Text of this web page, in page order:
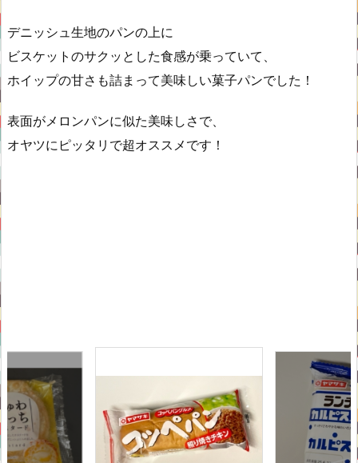
デニッシュ生地のパンの上に
ビスケットのサクッとした食感が乗っていて、
ホイップの甘さも詰まって美味しい菓子パンでした！
表面がメロンパンに似た美味しさで、
オヤツにピッタリで超オススメです！